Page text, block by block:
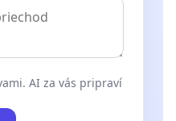
AI za vás pripraví